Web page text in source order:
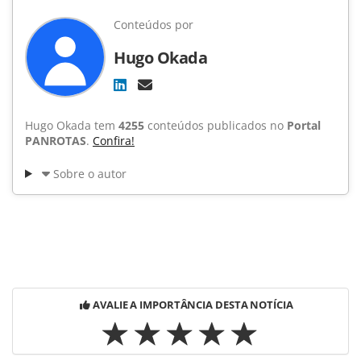
Conteúdos por
Hugo Okada
Hugo Okada tem 4255 conteúdos publicados no Portal
PANROTAS. Confira!
Sobre o autor
AVALIE A IMPORTÂNCIA DESTA NOTÍCIA